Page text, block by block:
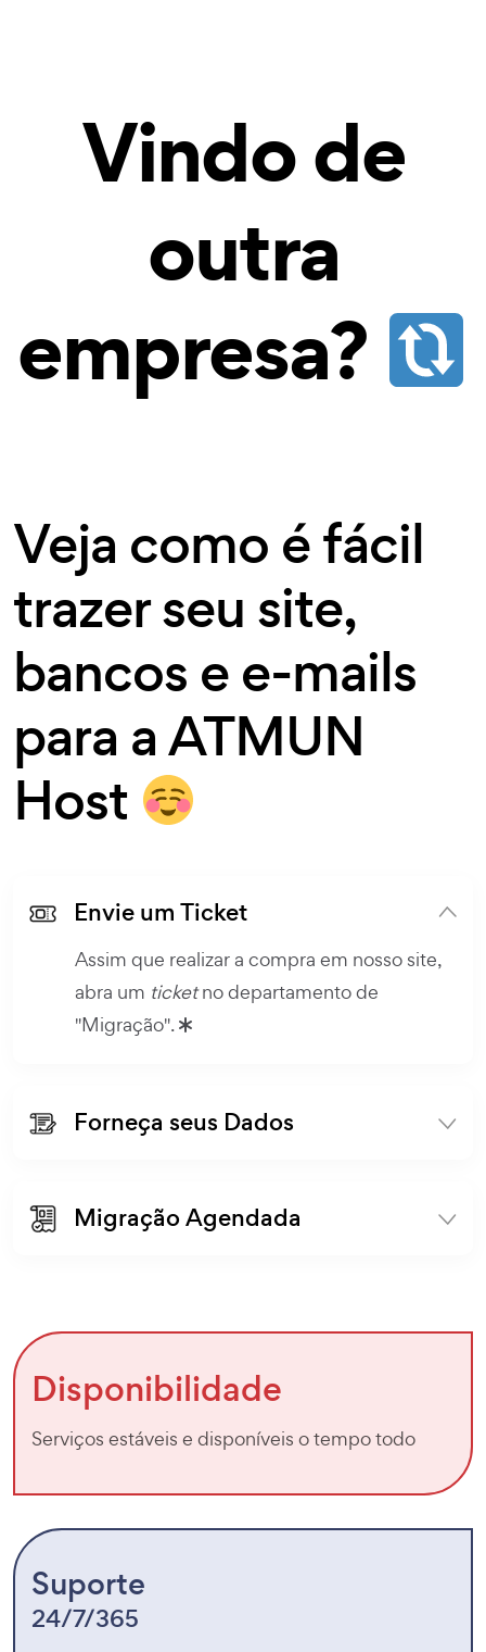
Vindo de
outra
empresa?
Veja como é fácil
trazer seu site,
bancos e e-mails
para a ATMUN
Host
Envie um Ticket
Assim que realizar a compra em nosso site,
abra um ticketno departamento de
"Migração".
Forneça seus Dados
Migração Agendada
Disponibilidade
Serviços estáveis e disponíveis o tempo todo
Suporte
24/7/365